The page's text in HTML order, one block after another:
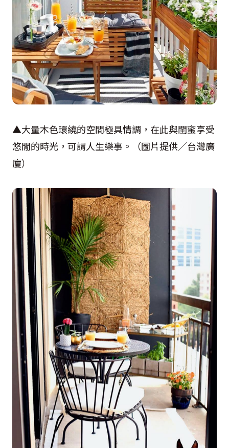
▲大量木色環繞的空間極具情調，在此與閨蜜享受
悠閒的時光，可謂人生樂事。（圖片提供／台灣廣
廈）